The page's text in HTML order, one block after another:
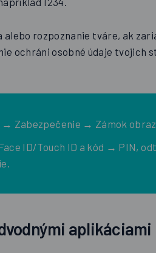
rozpoznanie tváre, ak
ochráni osobné údaje tvojich
→ Zabezpečenie → Zámok
ID/Touch ID a kód → PIN,
aplikáciami